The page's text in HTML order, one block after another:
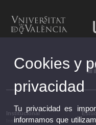
Institucional
Institucional
Cookies y
privacidad
Tu privacidad es
informamos que